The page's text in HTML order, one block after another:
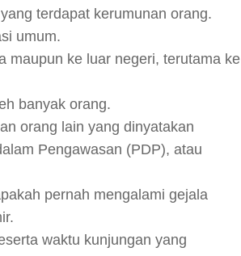
terdapat kerumunan orang.
umum.
maupun ke luar negeri, terutama ke
banyak orang.
orang lain yang dinyatakan
Pengawasan (PDP), atau
pernah mengalami gejala
waktu kunjungan yang